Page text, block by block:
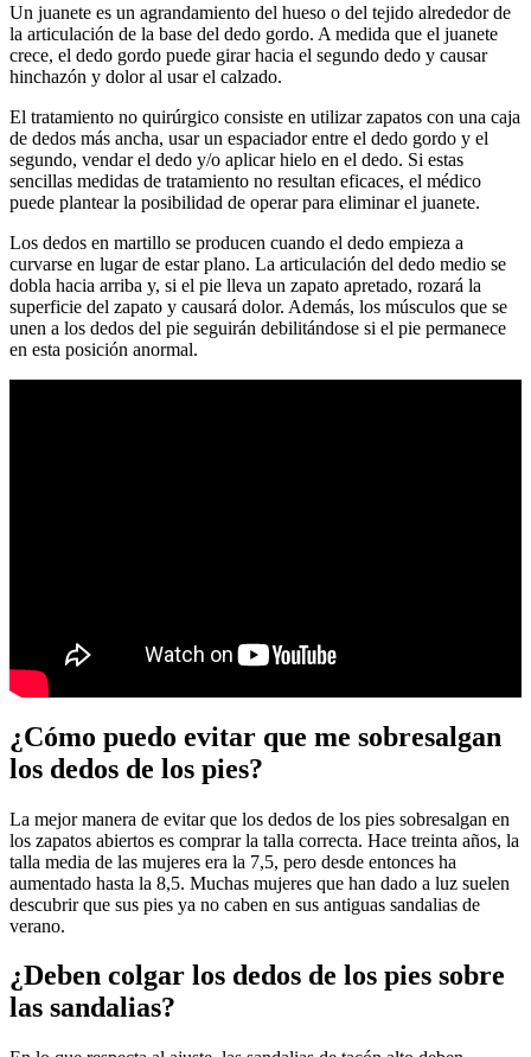
Un juanete es un agrandamiento del hueso o del tejido alrededor de
la articulación de la base del dedo gordo. A medida que el juanete
crece, el dedo gordo puede girar hacia el segundo dedo y causar
hinchazón y dolor al usar el calzado.
El tratamiento no quirúrgico consiste en utilizar zapatos con una caja
de dedos más ancha, usar un espaciador entre el dedo gordo y el
segundo, vendar el dedo y/o aplicar hielo en el dedo. Si estas
sencillas medidas de tratamiento no resultan eficaces, el médico
puede plantear la posibilidad de operar para eliminar el juanete.
Los dedos en martillo se producen cuando el dedo empieza a
curvarse en lugar de estar plano. La articulación del dedo medio se
dobla hacia arriba y, si el pie lleva un zapato apretado, rozará la
superficie del zapato y causará dolor. Además, los músculos que se
unen a los dedos del pie seguirán debilitándose si el pie permanece
en esta posición anormal.
¿Cómo puedo evitar que me sobresalgan
los dedos de los pies?
La mejor manera de evitar que los dedos de los pies sobresalgan en
los zapatos abiertos es comprar la talla correcta. Hace treinta años, la
talla media de las mujeres era la 7,5, pero desde entonces ha
aumentado hasta la 8,5. Muchas mujeres que han dado a luz suelen
descubrir que sus pies ya no caben en sus antiguas sandalias de
verano.
¿Deben colgar los dedos de los pies sobre
las sandalias?